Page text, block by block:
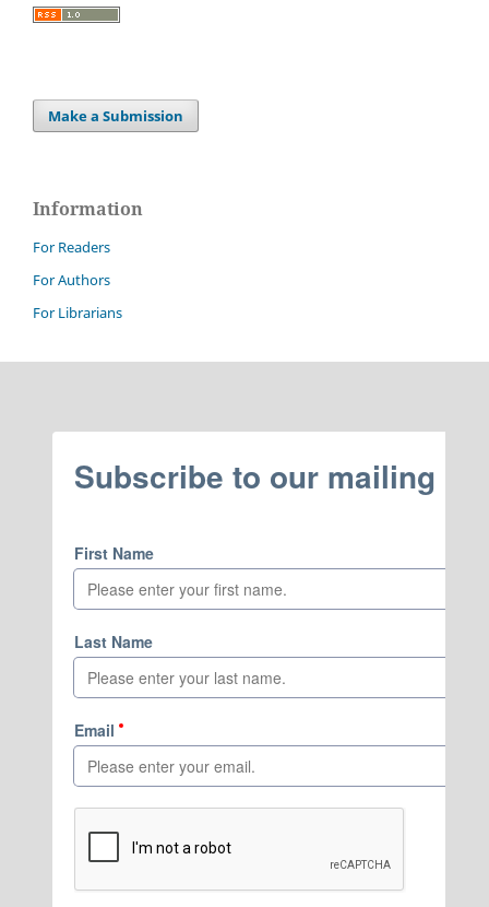
Make a Submission
Information
For Readers
For Authors
For Librarians